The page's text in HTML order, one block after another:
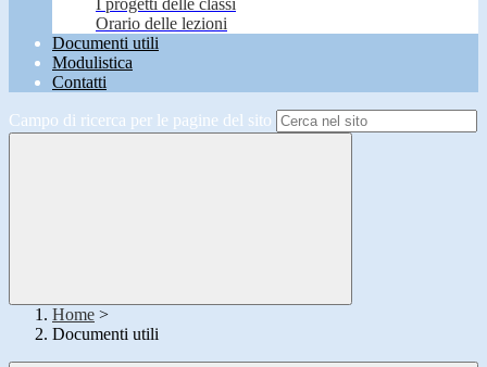
I progetti delle classi
Orario delle lezioni
Documenti utili
Modulistica
Contatti
Campo di ricerca per le pagine del sito
Home >
Documenti utili